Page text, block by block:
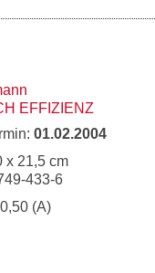
EFFIZIENZ
01.02.2004
x 21,5 cm
433-6
(A)